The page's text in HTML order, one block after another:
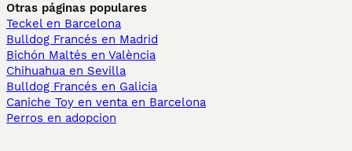
Otras páginas populares
Teckel en Barcelona
Bulldog Francés en Madrid
Bichón Maltés en València
Chihuahua en Sevilla
Bulldog Francés en Galicia
Caniche Toy en venta en Barcelona
Perros en adopcion